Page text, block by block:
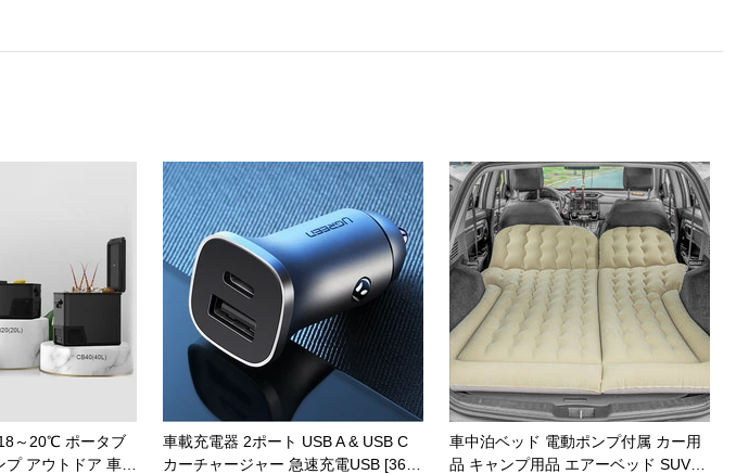
車載用インバーター 150W 12V 100V
修正正弦波 USBポート2口 コンバータ
車載用インバーター パソコン対応
12V AC100V 150W 9重保護 ディスプ